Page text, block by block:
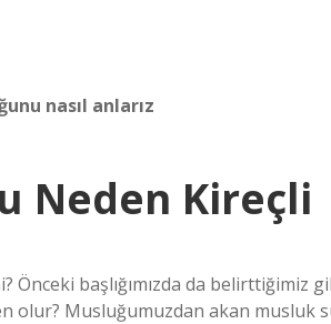
nasıl anlarız
Neden Kireçli
Önceki başlığımızda da belirttiğimiz
olur? Musluğumuzdan akan musluk